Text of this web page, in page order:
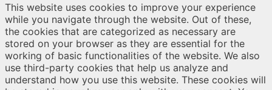
This website uses cookies to improve your experience
while you navigate through the website. Out of these,
the cookies that are categorized as necessary are
stored on your browser as they are essential for the
working of basic functionalities of the website. We also
use third-party cookies that help us analyze and
understand how you use this website. These cookies will